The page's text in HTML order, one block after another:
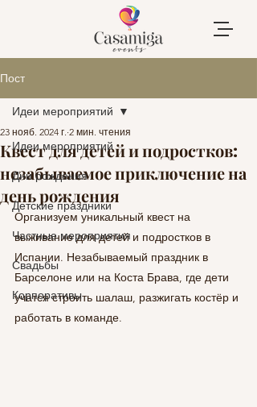
Пост
Идеи мероприятий
Дни рождения
Детские праздники
Частные мероприятия
Свадьбы
Корпоративы
Идеи мероприятий
Квест для детей и подростков:
незабываемое приключение на
день рождения
23 нояб. 2024 г. 2 мин. чтения
Организуем уникальный квест на
выживание для детей и подростков в
Испании. Незабываемый праздник в
Барселоне или на Коста Брава, где дети
учатся строить шалаш, разжигать костёр и
работать в команде.